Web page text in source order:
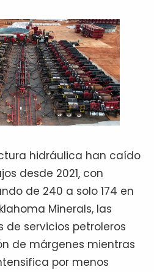
hidráulica han caído
desde 2021, con
de 240 a solo 174 en
Minerals, las
de servicios petroleros
de márgenes mientras
por menos